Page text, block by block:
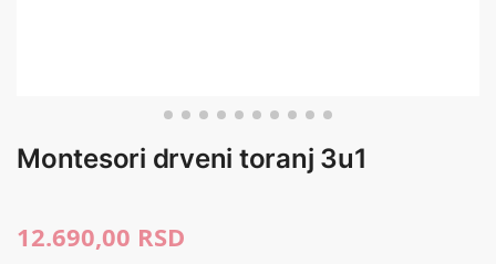
Montesori drveni toranj 3u1
12.690,00 RSD